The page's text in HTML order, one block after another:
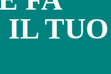
IL TUO